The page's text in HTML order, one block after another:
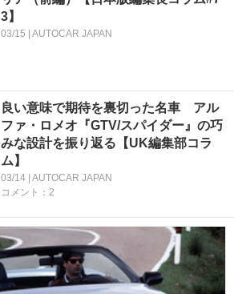
3】
03/15 | AUTOCAR JAPAN
良い意味で期待を裏切った名車 アル
ファ・ロメオ『GTV/スパイダー』の巧
みな設計を振り返る【UK編集部コラ
ム】
03/14 | AUTOCAR JAPAN
コメント：2